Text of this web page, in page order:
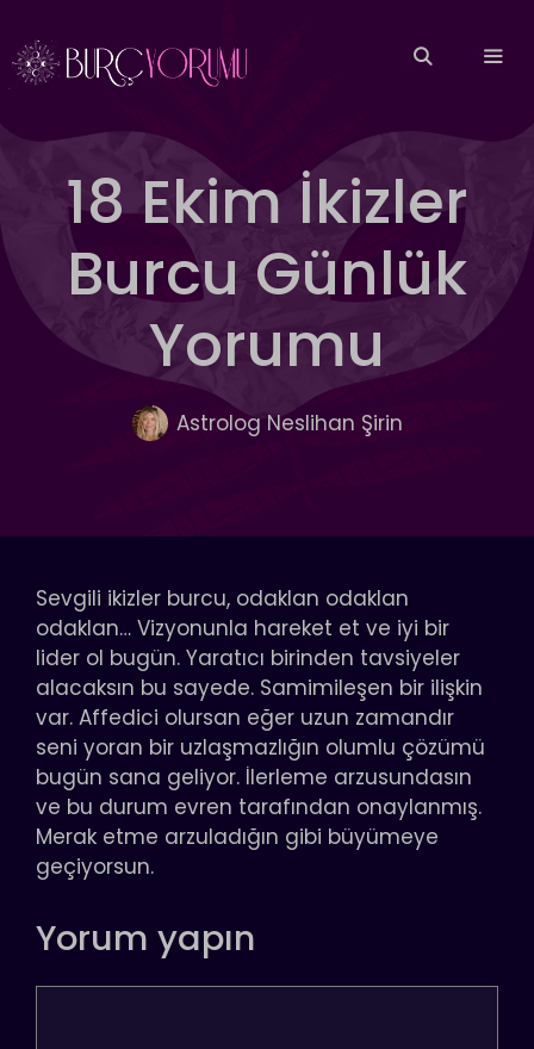
atla
18 Ekim İkizler
Burcu Günlük
Yorumu
Astrolog Neslihan Şirin
Sevgili ikizler burcu, odaklan odaklan
odaklan… Vizyonunla hareket et ve iyi bir
lider ol bugün. Yaratıcı birinden tavsiyeler
alacaksın bu sayede. Samimileşen bir ilişkin
var. Affedici olursan eğer uzun zamandır
seni yoran bir uzlaşmazlığın olumlu çözümü
bugün sana geliyor. İlerleme arzusundasın
ve bu durum evren tarafından onaylanmış.
Merak etme arzuladığın gibi büyümeye
geçiyorsun.
Yorum yapın